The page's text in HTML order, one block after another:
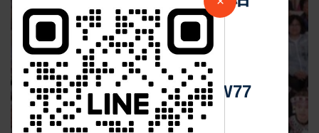
中 華 超 傳 媒
Https://reurl.cc/adqW77